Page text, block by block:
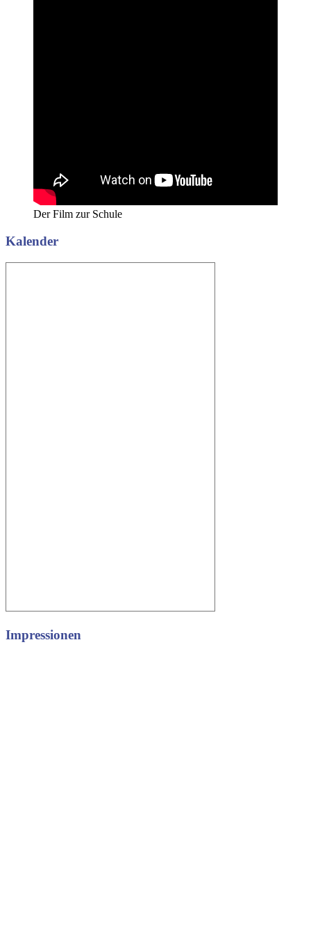
Der Film zur Schule
Kalender
Impressionen